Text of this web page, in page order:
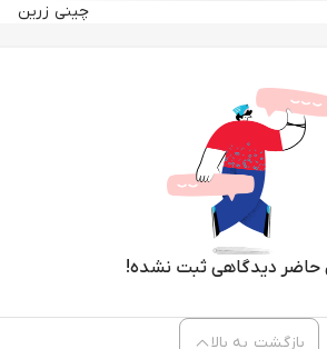
چینی زرین
حاضر دیدگاهی ثبت نشده!
بازگشت به بالا